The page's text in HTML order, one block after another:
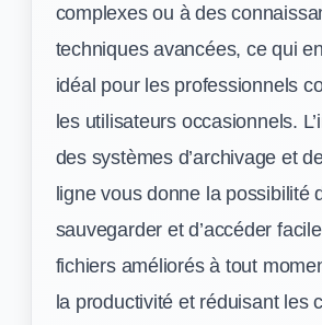
complexes ou à des
techniques avancées, ce qui
idéal pour les professionnels
les utilisateurs occasionnels.
des systèmes d’archivage et
ligne vous donne la possibilité
sauvegarder et d’accéder
fichiers améliorés à tout
la productivité et réduisant les